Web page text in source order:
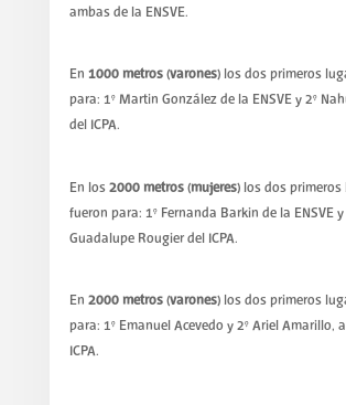
ambas de la ENSVE.
En 1000 metros (varones)los dos primeros
para: 1° Martin González de la ENSVE y 2°
del ICPA.
En los 2000 metros (mujeres)los dos primeros
fueron para: 1° Fernanda Barkin de la ENSVE y
Guadalupe Rougier del ICPA.
En 2000 metros (varones)los dos primeros
para: 1° Emanuel Acevedo y 2° Ariel Amarillo,
ICPA.